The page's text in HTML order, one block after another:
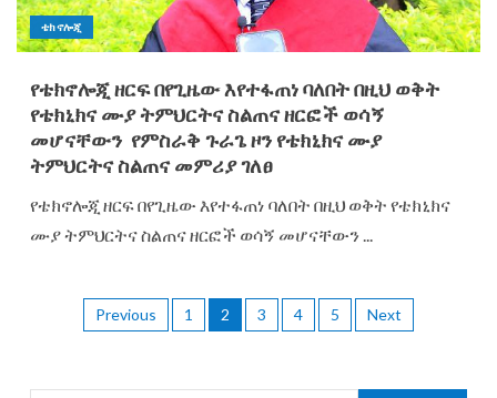
ቴክኖሎጂ
የቴክኖሎጂ ዘርፍ በየጊዜው እየተፋጠነ ባለበት በዚህ ወቅት
የቴክኒክና ሙያ ትምህርትና ስልጠና ዘርፎች ወሳኝ
መሆናቸውን የምስራቅ ጉራጌ ዞን የቴክኒክና ሙያ
ትምህርትና ስልጠና መምሪያ ገለፀ
የቴክኖሎጂ ዘርፍ በየጊዜው እየተፋጠነ ባለበት በዚህ ወቅት የቴክኒክና
ሙያ ትምህርትና ስልጠና ዘርፎች ወሳኝ መሆናቸውን ...
Previous 1 2 3 4 5 Next